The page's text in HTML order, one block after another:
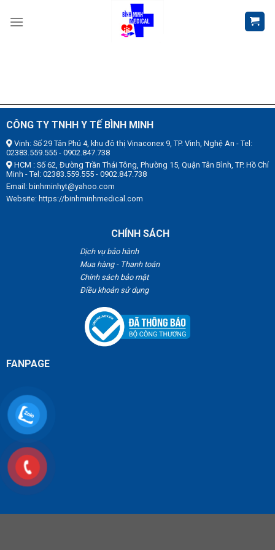
CÔNG TY TNHH Y TẾ BÌNH MINH
Vinh: Số 29 Tân Phú 4, khu đô thị Vinaconex 9, TP. Vinh, Nghệ An - Tel:
02383.559.555 - 0902.847.738
HCM : Số 62, Đường Trần Thái Tông, Phường 15, Quận Tân Bình, TP. Hồ Chí
Minh - Tel: 02383.559.555 - 0902.847.738
Email: binhminhyt@yahoo.com
Website: https://binhminhmedical.com
CHÍNH SÁCH
Dịch vụ bảo hành
Mua hàng - Thanh toán
Chính sách bảo mật
Điều khoản sử dụng
FANPAGE